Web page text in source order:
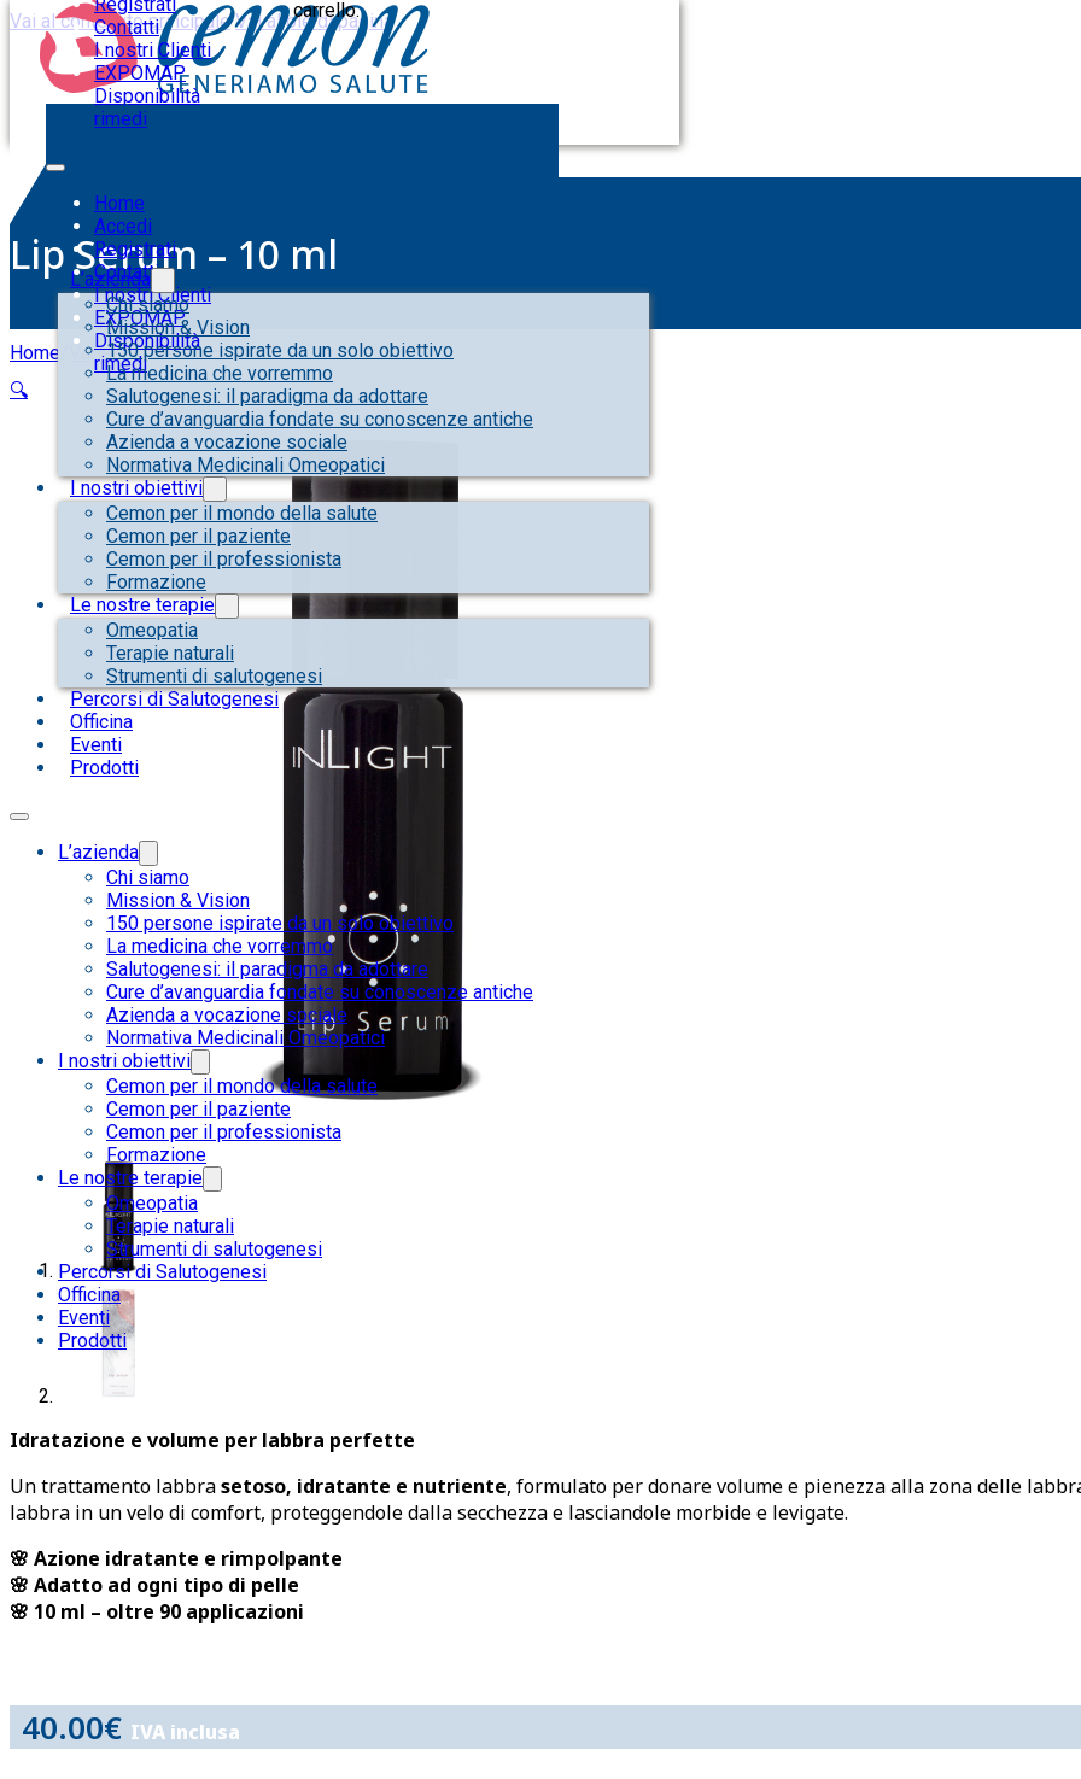
Vai al contenuto principale Vai al piè di pagina
Contatti
I nostri Clienti
EXPOMAP
Disponibilità
rimedi
Home
Accedi
Registrati
Contatti
I nostri Clienti
EXPOMAP
Disponibilità
rimedi
carrello.
L’azienda
Chi siamo
Mission & Vision
150 persone ispirate da un solo obiettivo
La medicina che vorremmo
Salutogenesi: il paradigma da adottare
Cure d’avanguardia fondate su conoscenze antiche
Azienda a vocazione sociale
Normativa Medicinali Omeopatici
I nostri obiettivi
Cemon per il mondo della salute
Cemon per il paziente
Cemon per il professionista
Formazione
Le nostre terapie
Omeopatia
Terapie naturali
Strumenti di salutogenesi
Percorsi di Salutogenesi
Officina
Eventi
Prodotti
L’azienda
Chi siamo
Mission & Vision
150 persone ispirate da un solo obiettivo
La medicina che vorremmo
Salutogenesi: il paradigma da adottare
Cure d’avanguardia fondate su conoscenze antiche
Azienda a vocazione sociale
Normativa Medicinali Omeopatici
I nostri obiettivi
Cemon per il mondo della salute
Cemon per il paziente
Cemon per il professionista
Formazione
Le nostre terapie
Omeopatia
Terapie naturali
Strumenti di salutogenesi
Percorsi di Salutogenesi
Officina
Eventi
Prodotti
Lip Serum – 10 ml
Home Varie/Lip Serum – 10 ml
🔍
Idratazione e volume per labbra perfette
Un trattamento labbrasetoso, idratante e nutriente, formulato per donare volume e pienezza alla zona delle
labbra in un velo di comfort, proteggendole dalla secchezza e lasciandole morbide e levigate.
🌸 Azione idratante e rimpolpante
🌸 Adatto ad ogni tipo di pelle
🌸 10 ml – oltre 90 applicazioni
40.00€ IVA inclusa